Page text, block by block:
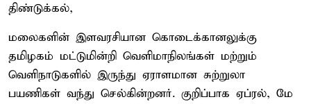
திண்டுக்கல்,
மலைகளின் இளவரசியான கொடைக்கானலுக்கு
தமிழகம் மட்டுமின்றி வெளிமாநிலங்கள் மற்றும்
வெளிநாடுகளில் இருந்து ஏராளமான சுற்றுலா
பயணிகள் வந்து செல்கின்றனர். குறிப்பாக ஏப்ரல், மே